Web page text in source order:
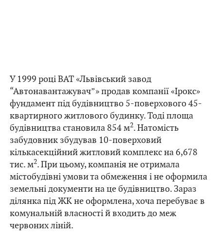
У 1999 році ВАТ «Львівський завод
“Автонавантажувач”» продав компанії «Ірокс»
фундамент під будівництво 5-поверхового 45-
квартирного житлового будинку. Тоді площа
будівництва становила 854 м2. Натомість
забудовник збудував 10-поверховий
кількасекційний житловий комплекс на 6,678
тис. м2. При цьому, компанія не отримала
містобудівні умови та обмеження і не оформила
земельні документи на це будівництво. Зараз
ділянка під ЖК не оформлена, хоча перебуває в
комунальній власності й входить до меж
червоних ліній.